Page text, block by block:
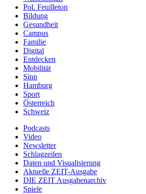
Pol. Feuilleton
Bildung
Gesundheit
Campus
Familie
Digital
Entdecken
Mobilität
Sinn
Hamburg
Sport
Österreich
Schweiz
Podcasts
Video
Newsletter
Schlagzeilen
Daten und Visualisierung
Aktuelle ZEIT-Ausgabe
DIE ZEIT Ausgabenarchiv
Spiele